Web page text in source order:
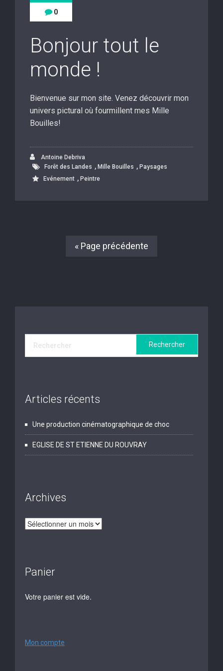
0
Bonjour tout le
monde !
Bienvenue sur mon site. Venez découvrir mon
univers pictural où fourmillent mes Mille
Bouilles!
Antoine Debriva
Forêt des Landes , Mille Bouilles , Paysages
Evénement , Peintre
« Page précédente
Articles récents
Une production cinématographique de choc
EGLISE DE ST ETIENNE DU ROUVRAY
Archives
Panier
Votre panier est vide.
Mon compte